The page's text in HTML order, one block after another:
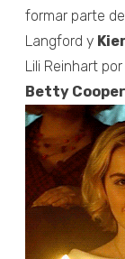
formar parte
Langford y
Lili Reinhart
Betty Cooper